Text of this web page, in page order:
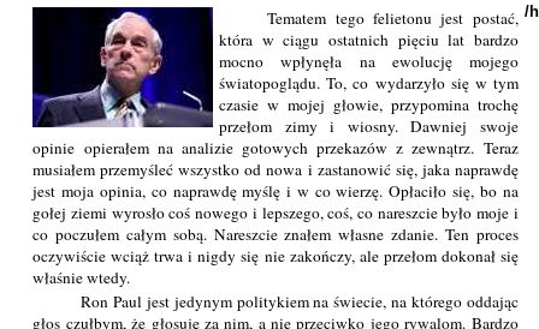
Tematem tego felietonu jest postać,
która w ciągu ostatnich pięciu lat bardzo
mocno wpłynęła na ewolucję mojego
światopoglądu. To, co wydarzyło się w tym
czasie w mojej głowie, przypomina trochę
przełom zimy i wiosny. Dawniej swoje
opinie opierałem na analizie gotowych przekazów z zewnątrz. Teraz
musiałem przemyśleć wszystko od nowa i zastanowić się, jaka naprawdę
jest moja opinia, co naprawdę myślę i w co wierzę. Opłaciło się, bo na
gołej ziemi wyrosło coś nowego i lepszego, coś, co nareszcie było moje i
co poczułem całym sobą. Nareszcie znałem własne zdanie. Ten proces
oczywiście wciąż trwa i nigdy się nie zakończy, ale przełom dokonał się
właśnie wtedy.
Ron Paul jest jedynym politykiem na świecie, na którego oddając
głos czułbym, że głosuję za nim, a nie przeciwko jego rywalom. Bardzo
/